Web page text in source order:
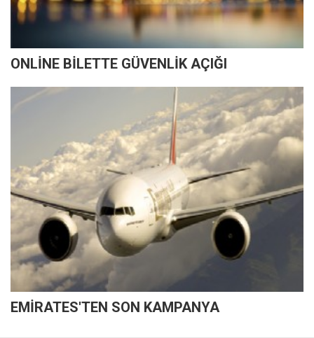
ONLİNE BİLETTE GÜVENLİK AÇIĞI
EMİRATES'TEN SON KAMPANYA